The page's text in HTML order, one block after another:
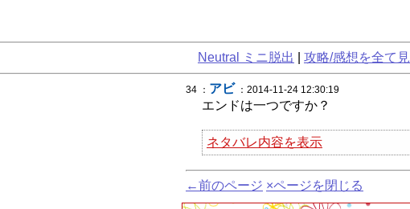
Neutral ミニ脱出 攻略/感想を全て
34 ： アビ ：2014-11-24 12:30:19
エンドは一つですか？
ネタバレ内容を表示
←前のページ ×ページを閉じる